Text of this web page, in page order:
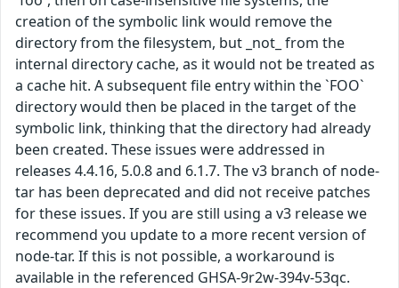
creation of the symbolic link would remove the
directory from the filesystem, but _not_ from the
internal directory cache, as it would not be treated as
a cache hit. A subsequent file entry within the `FOO`
directory would then be placed in the target of the
symbolic link, thinking that the directory had already
been created. These issues were addressed in
releases 4.4.16, 5.0.8 and 6.1.7. The v3 branch of node-
tar has been deprecated and did not receive patches
for these issues. If you are still using a v3 release we
recommend you update to a more recent version of
node-tar. If this is not possible, a workaround is
available in the referenced GHSA-9r2w-394v-53qc.